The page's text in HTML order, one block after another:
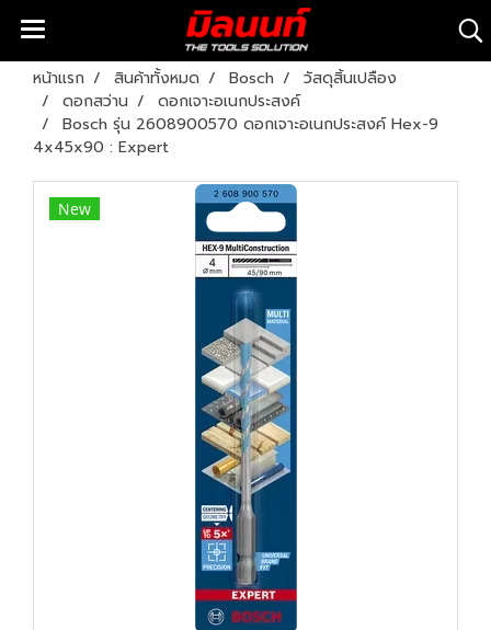
หน้าแรก สินค้าทั้งหมด Bosch
วัสดุสิ้นเปลือง
ดอกสว่าน
ดอกเจาะอเนกประสงค์
Bosch รุ่น 2608900570 ดอกเจาะอเนกประสงค์ Hex-9
4x45x90 : Expert
New